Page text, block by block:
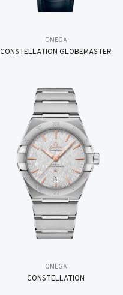
OMEGA
CONSTELLATION GLOBEMASTER
OMEGA
CONSTELLATION